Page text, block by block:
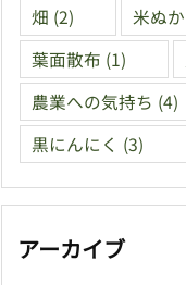
畑 (2) 米ぬ
葉面散布 (1)
農業への気持ち (4)
黒にんにく (3)
アーカイブ